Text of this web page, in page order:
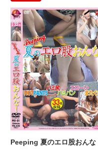
Peeping 夏のエロ股おんな